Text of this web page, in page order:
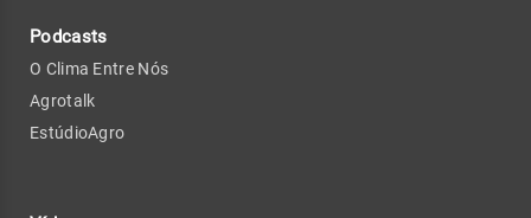
Podcasts
O Clima Entre Nós
Agrotalk
EstúdioAgro